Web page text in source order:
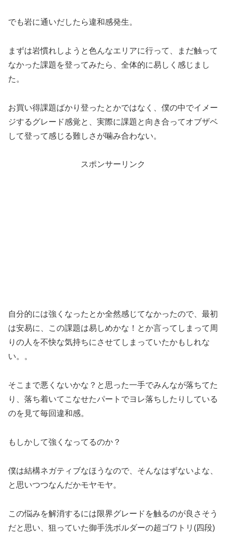
でも岩に通いだしたら違和感発生。
まずは岩慣れしようと色んなエリアに行って、まだ触って
なかった課題を登ってみたら、全体的に易しく感じまし
た。
お買い得課題ばかり登ったとかではなく、僕の中でイメー
ジするグレード感覚と、実際に課題と向き合ってオブザベ
して登って感じる難しさが噛み合わない。
スポンサーリンク
自分的には強くなったとか全然感じてなかったので、最初
は安易に、この課題は易しめかな！とか言ってしまって周
りの人を不快な気持ちにさせてしまっていたかもしれな
い。。
そこまで悪くないかな？と思った一手でみんなが落ちてた
り、落ち着いてこなせたパートでヨレ落ちしたりしている
のを見て毎回違和感。
もしかして強くなってるのか？
僕は結構ネガティブなほうなので、そんなはずないよな、
と思いつつなんだかモヤモヤ。
この悩みを解消するには限界グレードを触るのが良さそう
だと思い、狙っていた御手洗ボルダーの超ゴワトリ(四段)